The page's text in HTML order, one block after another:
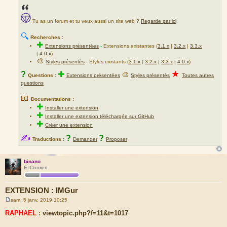
Tu as un forum et tu veux aussi un site web ? Regarde par ici
🔍 Recherches :
✚Extensions présentées -Extensions existantes (3.1.x |3.2.x |3.3.x
|4.0.x)
🎨Styles présentés - Styles existants (3.1.x |3.2.x |3.3.x |4.0.x)
? Questions : ✚ Extensions présentées 🎨 Styles présentés ★ Toutes autres
questions
📖 Documentations :
✚ Installer une extension
✚ Installer une extension téléchargée sur GitHub
✚Créer une extension
✍ Traductions : ? Demander ? Proposer
binano
EzComien
EXTENSION : IMGur
e
s
sam. 5 janv. 2019 10:25
RAPHAEL : viewtopic.php?f=11&t=1017